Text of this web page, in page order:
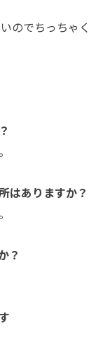
のでちっちゃ
はありますか？
？